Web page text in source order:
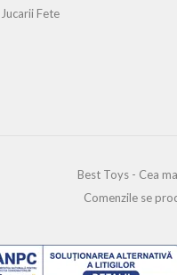
Jucarii Fete
Best Toys - Cea
Comenzile se